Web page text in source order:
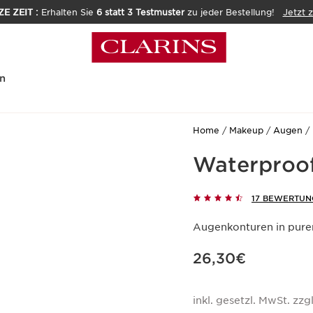
ZEIT : Erhalten Sie 6 statt 3 Testmusterzu jeder Bestellung! Jetzt
Home Makeup Augen
17
Augenkonturen in
Aktueller Preis 26,30€
26,30€
inkl. gesetzl. MwSt.